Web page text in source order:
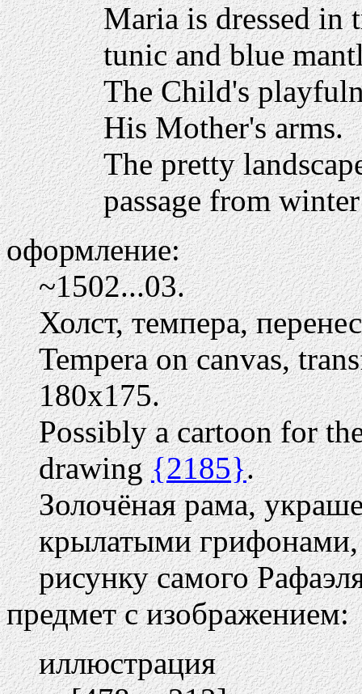
Maria is dressed in
tunic and blue
The Child's
His Mother's arms.
The pretty
passage from
оформление:
~1502...03.
Холст, темпера,
Tempera on canvas,
180х175.
Possibly a cartoon for
drawing{2185}.
Золочёная рама,
крылатыми грифонами,
рисунку самого
предмет с изображением:
иллюстрация